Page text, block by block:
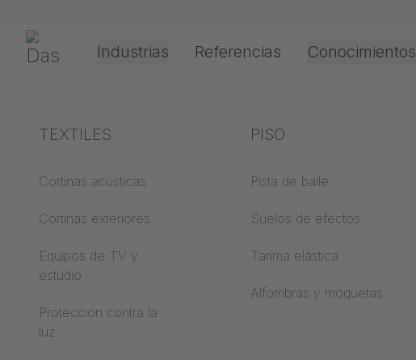
Gerriets Industrias
Teatro y cultura
Eventos y
Referencias Conocimientos
Explicación de los
ABC de películas de
ABC de textiles de
Técnicas de
aplicación
Tipos de
Procesamiento de
películas de
TEXTILES
Cortinas acústicas
Cortinas exteriores
Equipos de TV y
estudio
Protección contra la
luz
PISO
Pista de baile
Suelos de efectos
Tarima elástica
Alfombras y moquetas